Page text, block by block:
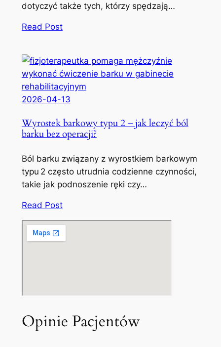
dotyczyć także tych, którzy spędzają…
Read Post
2026-04-13
Wyrostek barkowy typu 2 – jak leczyć ból
barku bez operacji?
Ból barku związany z wyrostkiem barkowym
typu 2 często utrudnia codzienne czynności,
takie jak podnoszenie ręki czy…
Read Post
Opinie Pacjentów